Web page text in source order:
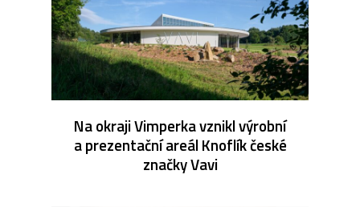
Na okraji Vimperka vznikl výrobní
a prezentační areál Knoflík české
značky Vavi